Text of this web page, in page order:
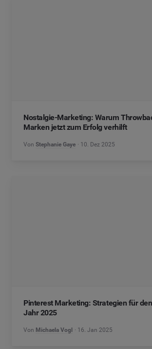
Nostalgie-Marketing: Warum
Marken jetzt zum Erfolg verhilft
Von Stephanie Gaye 10. Dez 2025
Pinterest Marketing: Strategien für
Jahr 2025
Von Michaela Vogl 16. Jan 2025